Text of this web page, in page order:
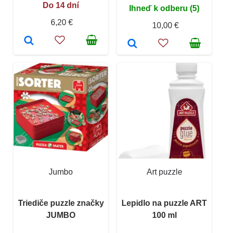
Do 14 dní
6,20 €
Ihneď k odberu (5)
10,00 €
Jumbo
Triediče puzzle značky
JUMBO
Art puzzle
Lepidlo na puzzle ART
100 ml